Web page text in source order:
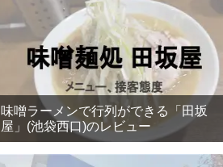
味噌ラーメンで行列ができる「田坂
屋」(池袋西口)のレビュー